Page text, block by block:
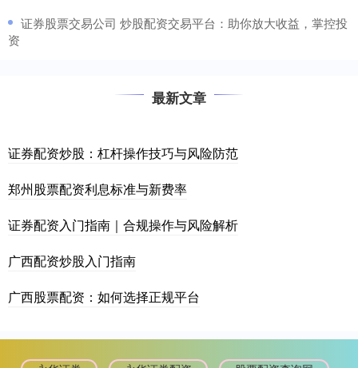
​证券股票交易公司 炒股配资交易平台：助你放大收益，掌控投
资
最新文章
证券配资炒股：杠杆操作技巧与风险防范
郑州股票配资利息标准与新费率
证券配资入门指南｜合规操作与风险解析
广西配资炒股入门指南
广西股票配资：如何选择正规平台